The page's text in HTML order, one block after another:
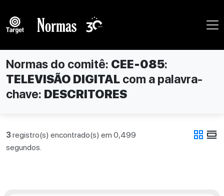
Normas do comitê: CEE-085:
TELEVISÃO DIGITAL com a palavra-
chave: DESCRITORES
3registro(s) encontrado(s) em 0,499
segundos.
grid_view view_day